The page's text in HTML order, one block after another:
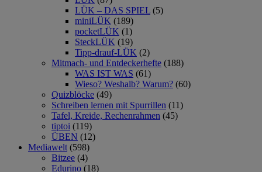
LÜK – DAS SPIEL (5)
miniLÜK (189)
pocketLÜK (1)
SteckLÜK (19)
Tipp-drauf-LÜK (2)
Mitmach- und Entdeckerhefte (188)
WAS IST WAS (61)
Wieso? Weshalb? Warum? (60)
Quizblöcke (49)
Schreiben lernen mit Spurrillen (11)
Tafel, Kreide, Rechenrahmen (45)
tiptoi (119)
ÜBEN (12)
Mediawelt (598)
Bitzee (4)
Edurino (18)